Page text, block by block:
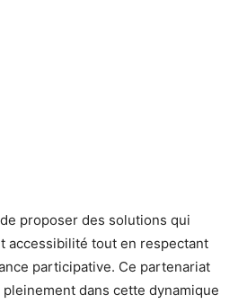
proposer des solutions qui
accessibilité tout en respectant
participative. Ce partenariat
pleinement dans cette dynamique